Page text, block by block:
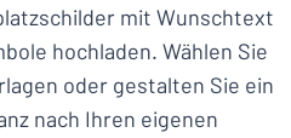
mit Wunschtext
hochladen. Wählen Sie
oder gestalten Sie ein
nach Ihren eigenen